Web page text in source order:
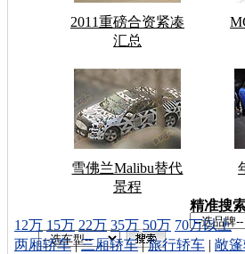
2011重磅合资紧凑
汇总
雪佛兰Malibu替代
景程
车型搜索
精准搜索
12万 15万 22万 35万 50万 70万以上
两厢轿车|三厢轿车|旅行轿车 | 敞